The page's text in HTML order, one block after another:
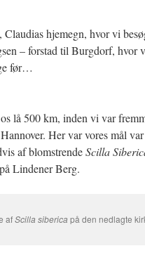
hjemegn, hvor vi
– forstad til Burgdorf, hvor
før…
lå 500 km, inden vi var
Her var vores mål
af blomstrendeScilla
Lindener Berg.
afScilla siberica på den nedlagte